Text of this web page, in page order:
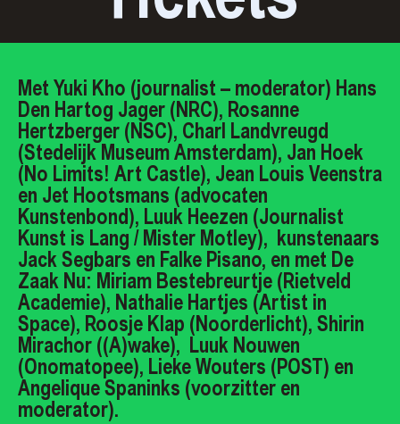
Met Yuki Kho (journalist – moderator) Hans
Den Hartog Jager (NRC), Rosanne
Hertzberger (NSC), Charl Landvreugd
(Stedelijk Museum Amsterdam), Jan Hoek
(No Limits! Art Castle), Jean Louis Veenstra
en Jet Hootsmans (advocaten
Kunstenbond), Luuk Heezen (Journalist
Kunst is Lang / Mister Motley), kunstenaars
Jack Segbars en Falke Pisano, en met De
Zaak Nu: Miriam Bestebreurtje (Rietveld
Academie), Nathalie Hartjes (Artist in
Space), Roosje Klap (Noorderlicht), Shirin
Mirachor ((A)wake), Luuk Nouwen
(Onomatopee), Lieke Wouters (POST) en
Angelique Spaninks (voorzitter en
moderator).